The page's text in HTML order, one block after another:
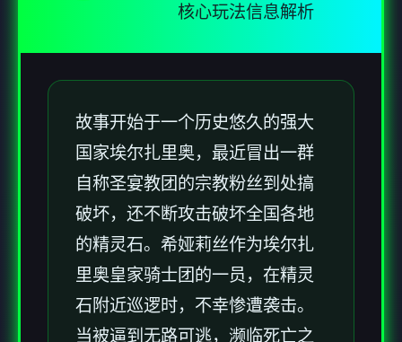
核心玩法信息解析
故事开始于一个历史悠久的强大
国家埃尔扎里奥，最近冒出一群
自称圣宴教团的宗教粉丝到处搞
破坏，还不断攻击破坏全国各地
的精灵石。希娅莉丝作为埃尔扎
里奥皇家骑士团的一员，在精灵
石附近巡逻时，不幸惨遭袭击。
当被逼到无路可逃，濒临死亡之